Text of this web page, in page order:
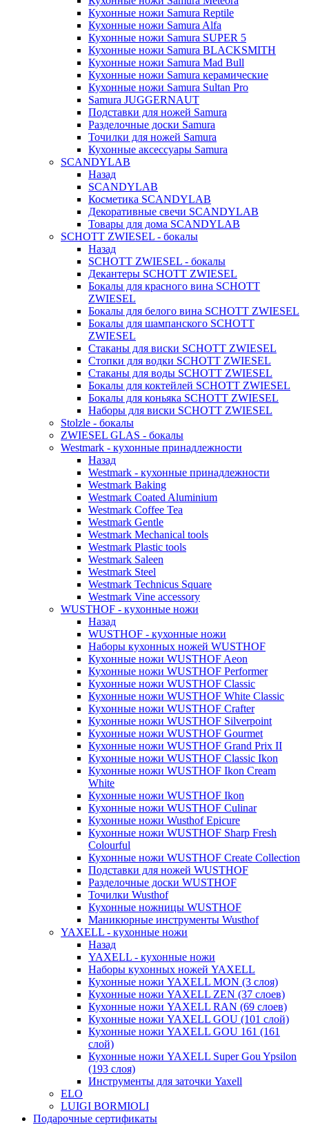
Кухонные ножи Samura Reptile
Кухонные ножи Samura Alfa
Кухонные ножи Samura SUPER 5
Кухонные ножи Samura BLACKSMITH
Кухонные ножи Samura Mad Bull
Кухонные ножи Samura керамические
Кухонные ножи Samura Sultan Pro
Samura JUGGERNAUT
Подставки для ножей Samura
Разделочные доски Samura
Точилки для ножей Samura
Кухонные аксессуары Samura
SCANDYLAB
Назад
SCANDYLAB
Косметика SCANDYLAB
Декоративные свечи SCANDYLAB
Товары для дома SCANDYLAB
SCHOTT ZWIESEL - бокалы
Назад
SCHOTT ZWIESEL - бокалы
Декантеры SCHOTT ZWIESEL
Бокалы для красного вина SCHOTT
ZWIESEL
Бокалы для белого вина SCHOTT ZWIESEL
Бокалы для шампанского SCHOTT
ZWIESEL
Стаканы для виски SCHOTT ZWIESEL
Стопки для водки SCHOTT ZWIESEL
Стаканы для воды SCHOTT ZWIESEL
Бокалы для коктейлей SCHOTT ZWIESEL
Бокалы для коньяка SCHOTT ZWIESEL
Наборы для виски SCHOTT ZWIESEL
Stolzle - бокалы
ZWIESEL GLAS - бокалы
Westmark - кухонные принадлежности
Назад
Westmark - кухонные принадлежности
Westmark Baking
Westmark Coated Aluminium
Westmark Coffee Tea
Westmark Gentle
Westmark Mechanical tools
Westmark Plastic tools
Westmark Saleen
Westmark Steel
Westmark Technicus Square
Westmark Vine accessory
WUSTHOF - кухонные ножи
Назад
WUSTHOF - кухонные ножи
Наборы кухонных ножей WUSTHOF
Кухонные ножи WUSTHOF Aeon
Кухонные ножи WUSTHOF Performer
Кухонные ножи WUSTHOF Classic
Кухонные ножи WUSTHOF White Classic
Кухонные ножи WUSTHOF Crafter
Кухонные ножи WUSTHOF Silverpoint
Кухонные ножи WUSTHOF Gourmet
Кухонные ножи WUSTHOF Grand Prix II
Кухонные ножи WUSTHOF Classic Ikon
Кухонные ножи WUSTHOF Ikon Cream
White
Кухонные ножи WUSTHOF Ikon
Кухонные ножи WUSTHOF Culinar
Кухонные ножи Wusthof Epicure
Кухонные ножи WUSTHOF Sharp Fresh
Colourful
Кухонные ножи WUSTHOF Create Collection
Подставки для ножей WUSTHOF
Разделочные доски WUSTHOF
Точилки Wusthof
Кухонные ножницы WUSTHOF
Маникюрные инструменты Wusthof
YAXELL - кухонные ножи
Назад
YAXELL - кухонные ножи
Наборы кухонных ножей YAXELL
Кухонные ножи YAXELL MON (3 слоя)
Кухонные ножи YAXELL ZEN (37 слоев)
Кухонные ножи YAXELL RAN (69 слоев)
Кухонные ножи YAXELL GOU (101 слой)
Кухонные ножи YAXELL GOU 161 (161
слой)
Кухонные ножи YAXELL Super Gou Ypsilon
(193 слоя)
Инструменты для заточки Yaxell
ELO
LUIGI BORMIOLI
Подарочные сертификаты